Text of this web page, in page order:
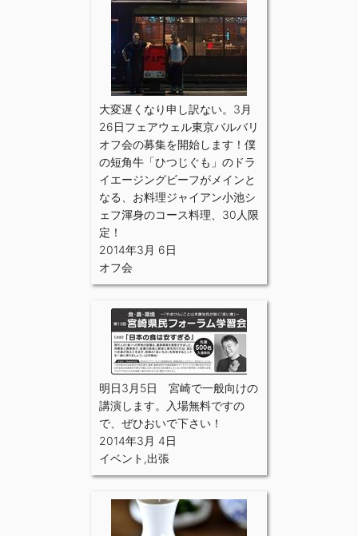
大変遅くなり申し訳ない。3月
26日フェアウェル東京バルバリ
オフ会の募集を開始します！僕
の短角牛「ひつじぐも」のドラ
イエージングビーフがメインと
なる、お料理ジャイアン小池シ
ェフ渾身のコース料理、30人限
定！
2014年3月 6日
オフ会
明日3月5日 宮崎で一般向けの
講演します。入場無料ですの
で、ぜひおいで下さい！
2014年3月 4日
イベント ,出張